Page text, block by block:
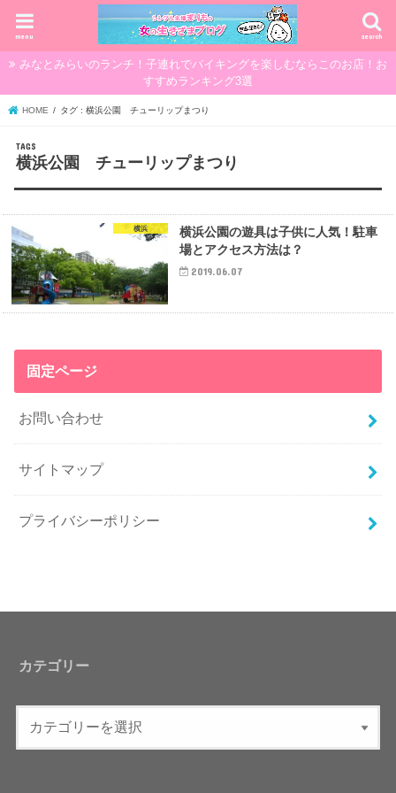
search
menu
みなとみらいのランチ！子連れでバイキングを楽しむならこのお店！お
すすめランキング3選
HOME タグ : 横浜公園 チューリップまつり
横浜公園 チューリップまつり
横浜
横浜公園の遊具は子供に人気！駐車
場とアクセス方法は？
2019.06.07
固定ページ
お問い合わせ
サイトマップ
プライバシーポリシー
カテゴリー